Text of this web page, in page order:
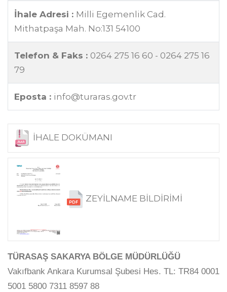
İhale Adresi : Milli Egemenlik Cad.
Mithatpaşa Mah. No:131 54100
Telefon & Faks : 0264 275 16 60 - 0264 275 16
79
Eposta : info@turaras.gov.tr
İHALE DOKÜMANI
ZEYİLNAME BİLDİRİMİ
TÜRASAŞ SAKARYA BÖLGE MÜDÜRLÜĞÜ
Vakıfbank Ankara Kurumsal Şubesi Hes. TL: TR84 0001
5001 5800 7311 8597 88